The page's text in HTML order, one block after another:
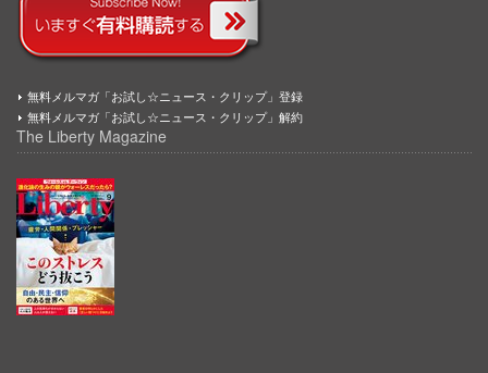
無料メルマガ「お試し☆ニュース・クリップ」登録
無料メルマガ「お試し☆ニュース・クリップ」解約
The Liberty Magazine